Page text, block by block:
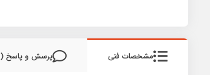
مشخصات فنی پرسش و پاسخ (0)